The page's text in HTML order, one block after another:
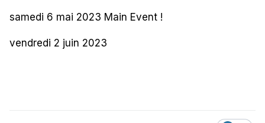
samedi 6 mai 2023 Main Event !
vendredi 2 juin 2023